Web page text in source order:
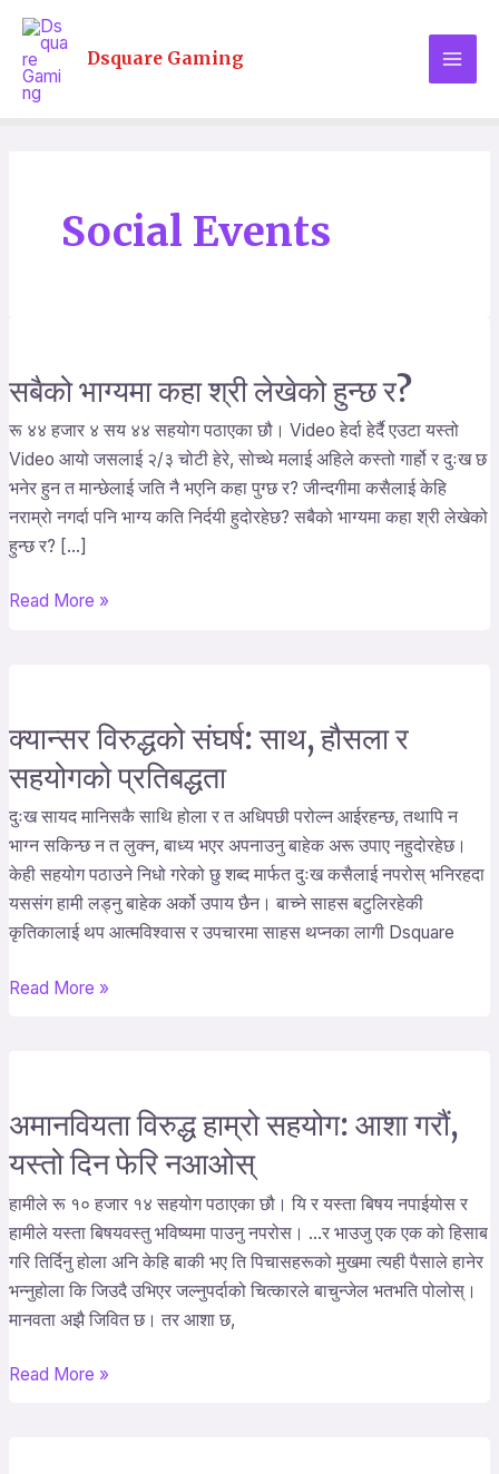
Skip
content
Dsquare Gaming
Social Events
सबैको भाग्यमा कहा श्री लेखेको हुन्छ र?
रू ४४ हजार ४ सय ४४ सहयोग पठाएका छौ। Video हेर्दा हेर्दै एउटा यस्तो
Video आयो जसलाई २/३ चोटी हेरे, सोच्थे मलाई अहिले कस्तो गार्हो र दुःख छ
भनेर हुन त मान्छेलाई जति नै भएनि कहा पुग्छ र? जीन्दगीमा कसैलाई केहि
नराम्रो नगर्दा पनि भाग्य कति निर्दयी हुदोरहेछ? सबैको भाग्यमा कहा श्री लेखेको
हुन्छ र? […]
सबैको
कहा
श्री
लेखेको
हुन्छ
र?
Read More »
क्यान्सर विरुद्धको संघर्ष: साथ, हौसला र
सहयोगको प्रतिबद्धता
दुःख सायद मानिसकै साथि होला र त अधिपछी परोल्न आईरहन्छ, तथापि न
भाग्न सकिन्छ न त लुक्न, बाध्य भएर अपनाउनु बाहेक अरू उपाए नहुदोरहेछ।
केही सहयोग पठाउने निधो गरेको छु शब्द मार्फत दुःख कसैलाई नपरोस् भनिरहदा
यससंग हामी लड्नु बाहेक अर्को उपाय छैन। बाच्ने साहस बटुलिरहेकी
कृतिकालाई थप आत्मविश्वास र उपचारमा साहस थप्नका लागी Dsquare
क्यान्सर
विरुद्धको
संघर्ष:
साथ,
हौसला
र
सहयोगको
प्रतिबद्धता
Read More »
अमानवियता विरुद्ध हाम्रो सहयोग: आशा गरौं,
यस्तो दिन फेरि नआओस्
हामीले रू १० हजार १४ सहयोग पठाएका छौ। यि र यस्ता बिषय नपाईयोस र
हामीले यस्ता बिषयवस्तु भविष्यमा पाउनु नपरोस। …र भाउजु एक एक को हिसाब
गरि तिर्दिनु होला अनि केहि बाकी भए ति पिचासहरूको मुखमा त्यही पैसाले हानेर
भन्नुहोला कि जिउदै उभिएर जल्नुपर्दाको चित्कारले बाचुन्जेल भतभति पोलोस्।
मानवता अझै जिवित छ। तर आशा छ,
अमानवियता
हाम्रो
सहयोग:
आशा
गरौं,
यस्तो
दिन
नआओस्
Read More »